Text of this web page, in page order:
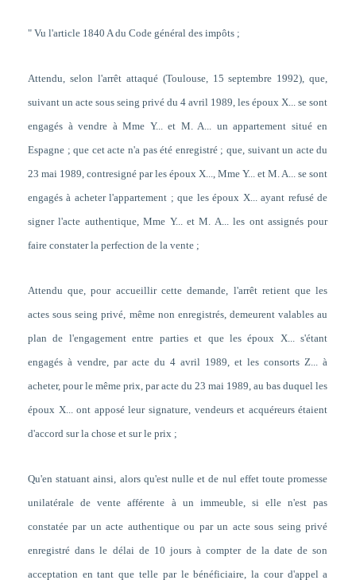
" Vu l'article 1840 A du Code général des impôts ;
Attendu, selon l'arrêt attaqué (Toulouse, 15 septembre 1992), que,
suivant un acte sous seing privé du 4 avril 1989, les époux X... se sont
engagés à vendre à Mme Y... et M. A... un appartement situé en
Espagne ; que cet acte n'a pas été enregistré ; que, suivant un acte du
23 mai 1989, contresigné par les époux X..., Mme Y... et M. A... se sont
engagés à acheter l'appartement ; que les époux X... ayant refusé de
signer l'acte authentique, Mme Y... et M. A... les ont assignés pour
faire constater la perfection de la vente ;
Attendu que, pour accueillir cette demande, l'arrêt retient que les
actes sous seing privé, même non enregistrés, demeurent valables au
plan de l'engagement entre parties et que les époux X... s'étant
engagés à vendre, par acte du 4 avril 1989, et les consorts Z... à
acheter, pour le même prix, par acte du 23 mai 1989, au bas duquel les
époux X... ont apposé leur signature, vendeurs et acquéreurs étaient
d'accord sur la chose et sur le prix ;
Qu'en statuant ainsi, alors qu'est nulle et de nul effet toute promesse
unilatérale de vente afférente à un immeuble, si elle n'est pas
constatée par un acte authentique ou par un acte sous seing privé
enregistré dans le délai de 10 jours à compter de la date de son
acceptation en tant que telle par le bénéficiaire, la cour d'appel a